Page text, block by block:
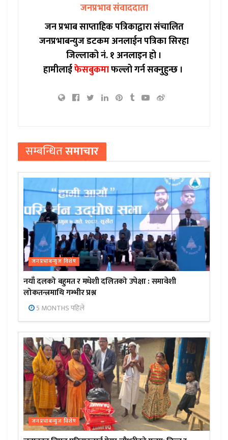
जनप्रभाव संवाददाता
जन प्रभाब साप्ताहिक पत्रिकाद्वारा संचालित
जनप्रभाबन्युज डटकम अनलाईन पत्रिका सिरहा
जिल्लाको नं. १ अनलाइन हो ।
हामीलाईफेसबुकमाफल्लो गर्न सक्नुहुन्छ ।
सम्बन्धितसमाचार
जनप्रभाबन्युज विशेष
नयाँ दलको बहुमत र मधेशी दलितको उपेक्षा : समावेशी
लोकतन्त्रमाथि गम्भीर प्रश्न
5 MONTHS पहिले
जनप्रभाबन्युज विशेष